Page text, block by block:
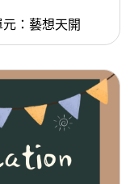
：藝想天開